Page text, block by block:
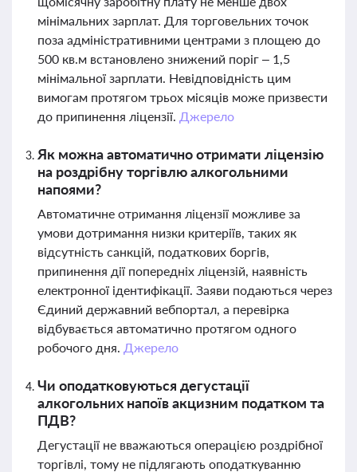
мінімальних зарплат. Для торговельних точок
поза адміністративними центрами з площею до
500 кв.м встановлено знижений поріг – 1,5
мінімальної зарплати. Невідповідність цим
вимогам протягом трьох місяців може призвести
до припинення ліцензії. Джерело
Як можна автоматично отримати ліцензію
на роздрібну торгівлю алкогольними
напоями?
Автоматичне отримання ліцензії можливе за
умови дотримання низки критеріїв, таких як
відсутність санкцій, податкових боргів,
припинення дії попередніх ліцензій, наявність
електронної ідентифікації. Заяви подаються через
Єдиний державний вебпортал, а перевірка
відбувається автоматично протягом одного
робочого дня. Джерело
Чи оподатковуються дегустації
алкогольних напоїв акцизним податком та
ПДВ?
Дегустації не вважаються операцією роздрібної
торгівлі, тому не підлягають оподаткуванню